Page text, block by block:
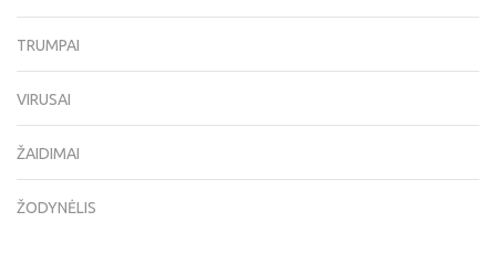
TRUMPAI
VIRUSAI
ŽAIDIMAI
ŽODYNĖLIS